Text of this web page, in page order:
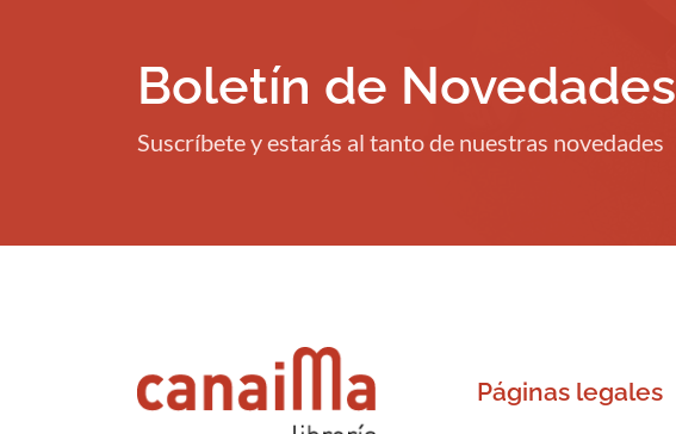
Boletín de Novedades
Suscríbete y estarás al tanto de nuestras novedades
Páginas legales